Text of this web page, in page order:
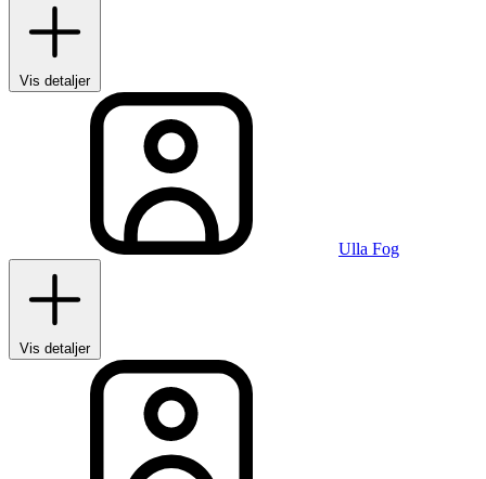
Vis detaljer
Ulla Fog
Vis detaljer